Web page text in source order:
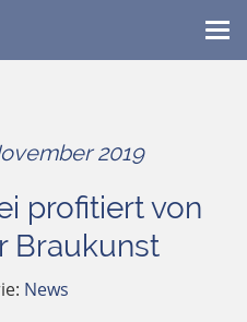
2019
profitiert von
Braukunst
News